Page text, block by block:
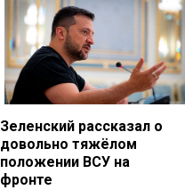
Зеленский рассказал о
довольно тяжёлом
положении ВСУ на
фронте